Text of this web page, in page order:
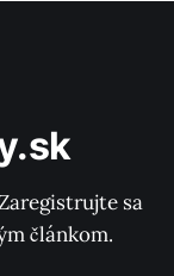
sa
článkom.